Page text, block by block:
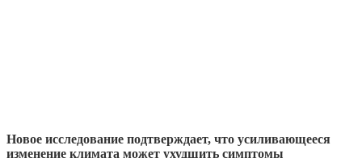
Новое исследование подтверждает, что усиливающееся
изменение климата может ухудшить симптомы